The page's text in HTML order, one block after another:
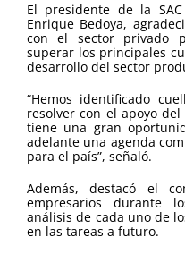
El presidente de la
Enrique Bedoya,
con el sector privado
superar los principales
desarrollo del sector
“Hemos identificado
resolver con el apoyo
tiene una gran
adelante una agenda
para el país”, señaló.
Además, destacó el
empresarios durante
análisis de cada uno de
en las tareas a futuro.